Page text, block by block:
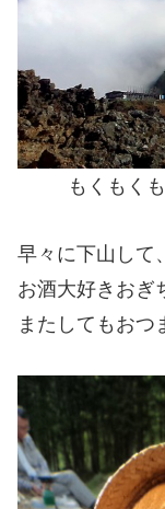
もくもく
早々に下山して
お酒大好きおぎ
またしてもおつ